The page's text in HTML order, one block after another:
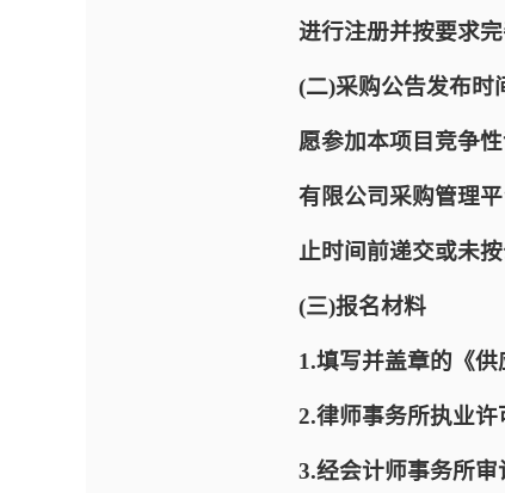
进行注册并按要求
(二)采购公告发布时
愿参加本项目竞争
有限公司采购管理
止时间前递交或未
(三)报名材料
1.填写并盖章的《供
2.律师事务所执业许
3.经会计师事务所